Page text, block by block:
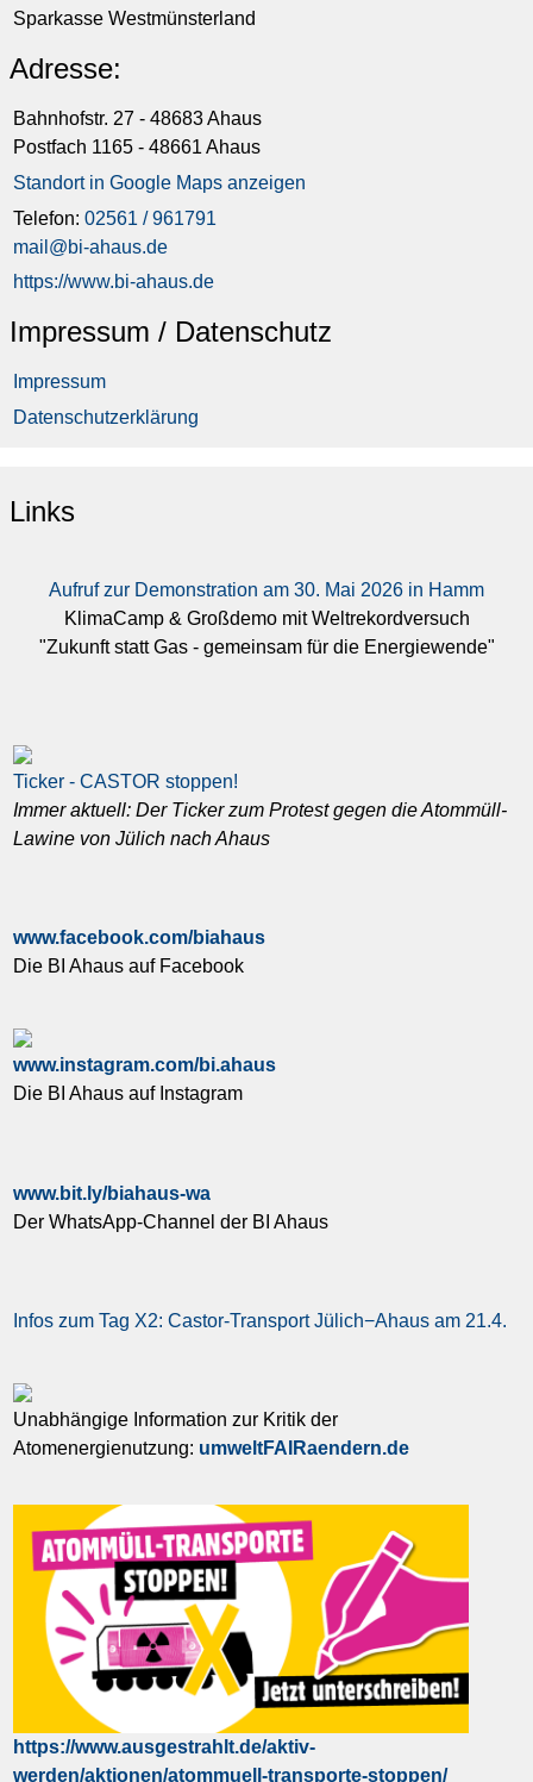
Sparkasse Westmünsterland
Adresse:
Bahnhofstr. 27 - 48683 Ahaus
Postfach 1165 - 48661 Ahaus
Standort in Google Maps anzeigen
Telefon:02561 / 961791
mail@bi-ahaus.de
https://www.bi-ahaus.de
Impressum / Datenschutz
Impressum
Datenschutzerklärung
Links
Aufruf zur Demonstration am 30. Mai 2026 in Hamm
KlimaCamp & Großdemo mit Weltrekordversuch
"Zukunft statt Gas - gemeinsam für die Energiewende"
Ticker - CASTOR stoppen!
Immer aktuell: Der Ticker zum Protest gegen die Atommüll-
Lawine von Jülich nach Ahaus
www.facebook.com/biahaus
Die BI Ahaus auf Facebook
www.instagram.com/bi.ahaus
Die BI Ahaus auf Instagram
www.bit.ly/biahaus-wa
Der WhatsApp-Channel der BI Ahaus
Infos zum Tag X2: Castor-Transport Jülich−Ahaus am 21.4.
Unabhängige Information zur Kritik der
Atomenergienutzung: umweltFAIRaendern.de
https://www.ausgestrahlt.de/aktiv-
werden/aktionen/atommuell-transporte-stoppen/